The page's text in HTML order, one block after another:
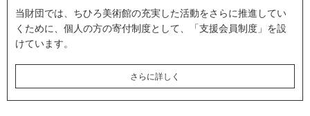
当財団では、ちひろ美術館の充実した活動をさらに推進してい
くために、個人の方の寄付制度として、「支援会員制度」を設
けています。
さらに詳しく